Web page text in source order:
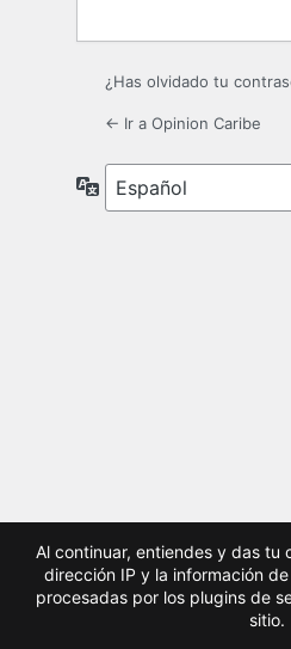
¿Has olvidado tu
← Ir a Opinion Caribe
Idioma
Al continuar, entiendes y das tu
dirección IP y la información
procesadas por los plugins de
sitio.